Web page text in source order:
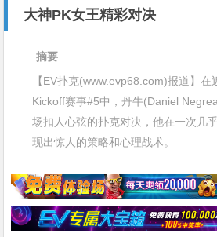
大神PK女王精彩对决
摘要
【EV扑克(www.evp68.com)报道】
Kickoff赛事#5中，丹牛(Daniel
场扣人心弦的扑克对决，他在一次几
现出惊人的策略和心理战术。